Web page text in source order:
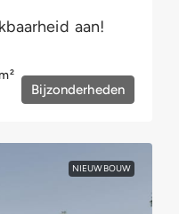
aan!
m²
Bijzonderheden
NIEUWBOUW